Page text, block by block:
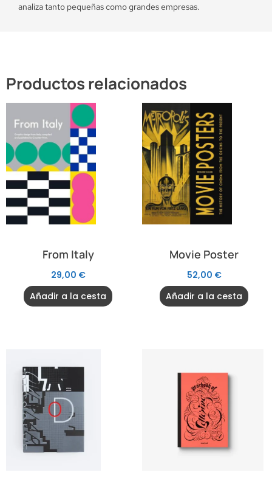
analiza tanto pequeñas como grandes empresas.
Productos relacionados
From Italy
29,00 €
Añadir a la cesta
Movie Poster
52,00 €
Añadir a la cesta